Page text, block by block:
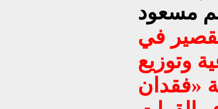
مسعود
في
وتوزيع
«فقدان